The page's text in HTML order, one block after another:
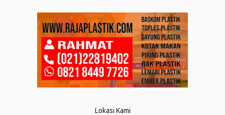
Lokasi Kami